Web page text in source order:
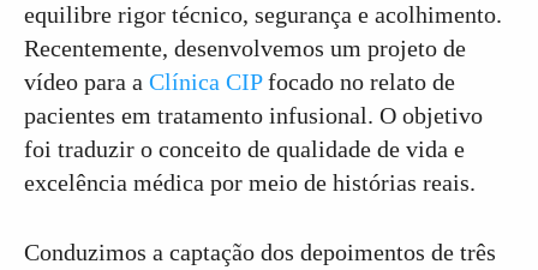
equilibre rigor técnico, segurança e acolhimento.
Recentemente, desenvolvemos um projeto de
vídeo para a Clínica CIPfocado no relato de
pacientes em tratamento infusional. O objetivo
foi traduzir o conceito de qualidade de vida e
excelência médica por meio de histórias reais.
Conduzimos a captação dos depoimentos de três